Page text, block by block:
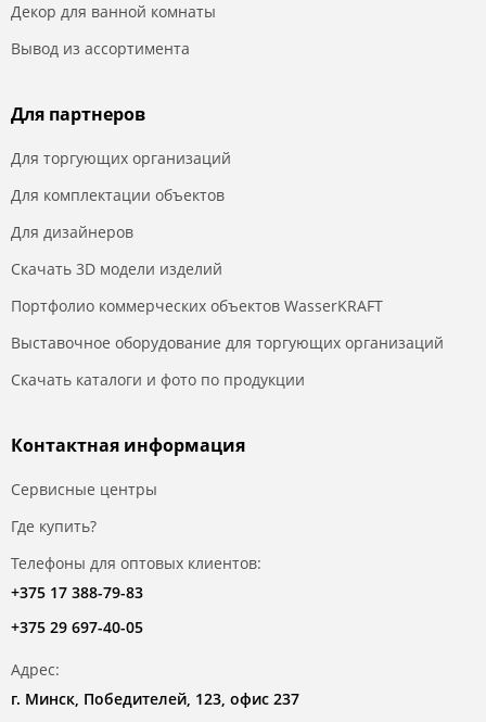
Декор для ванной комнаты
Вывод из ассортимента
Для партнеров
Для торгующих организаций
Для комплектации объектов
Для дизайнеров
Скачать 3D модели изделий
Портфолио коммерческих объектов WasserKRAFT
Выставочное оборудование для торгующих организаций
Скачать каталоги и фото по продукции
Контактная информация
Сервисные центры
Где купить?
Телефоны для оптовых клиентов:
+375 17 388-79-83
+375 29 697-40-05
Адрес:
г. Минск, Победителей, 123, офис 237